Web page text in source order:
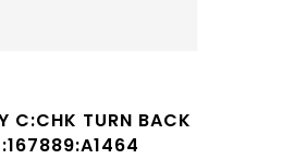
C:CHK TURN BACK